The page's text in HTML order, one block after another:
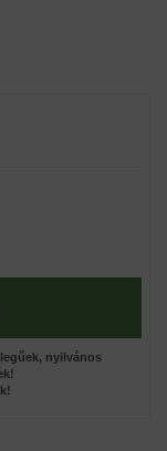
nyilvános